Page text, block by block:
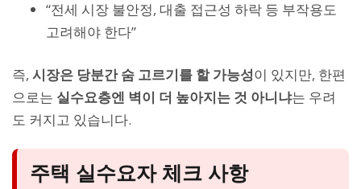
“전세 시장 불안정, 대출 접근성 하락 등 부작용도
고려해야 한다”
즉, 시장은 당분간 숨 고르기를 할 가능성이 있지만, 한편
으로는 실수요층엔 벽이 더 높아지는 것 아니냐는 우려
도 커지고 있습니다.
주택 실수요자 체크 사항